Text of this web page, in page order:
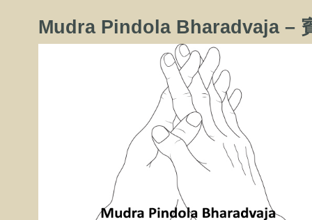
Mudra Pindola Bharadvaja –